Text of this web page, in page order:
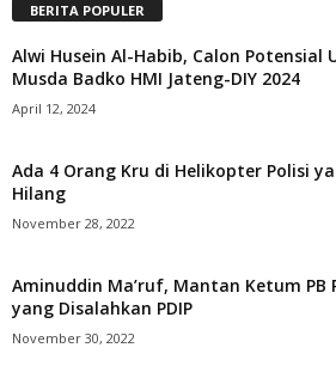
BERITA POPULER
Alwi Husein Al-Habib, Calon Potensial
Musda Badko HMI Jateng-DIY 2024
April 12, 2024
Ada 4 Orang Kru di Helikopter Polisi
Hilang
November 28, 2022
Aminuddin Ma’ruf, Mantan Ketum PB
yang Disalahkan PDIP
November 30, 2022